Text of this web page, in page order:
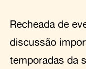
Recheada de
discussão
temporadas da